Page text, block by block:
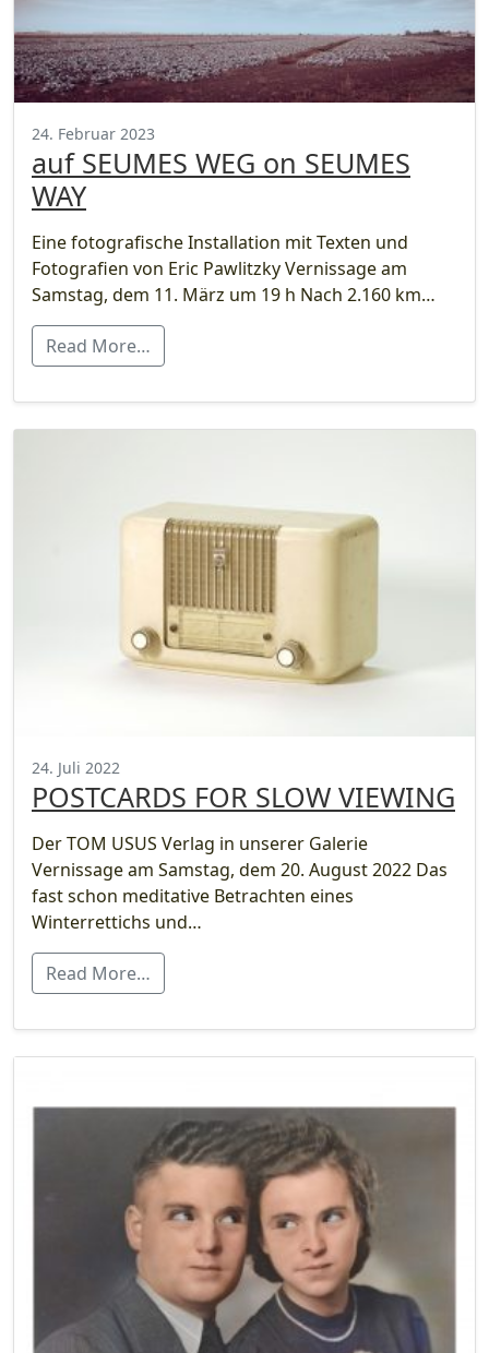
24. Februar 2023
auf SEUMES WEG on SEUMES
WAY
Eine fotografische Installation mit Texten und
Fotografien von Eric Pawlitzky Vernissage am
Samstag, dem 11. März um 19 h Nach 2.160 km…
Read More…
24. Juli 2022
POSTCARDS FOR SLOW VIEWING
Der TOM USUS Verlag in unserer Galerie
Vernissage am Samstag, dem 20. August 2022 Das
fast schon meditative Betrachten eines
Winterrettichs und…
Read More…